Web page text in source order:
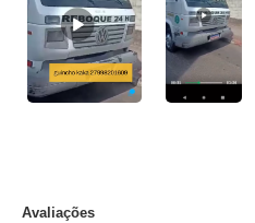
Avaliações